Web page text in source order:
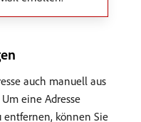
auch manuell aus
eine Adresse
entfernen, können Sie